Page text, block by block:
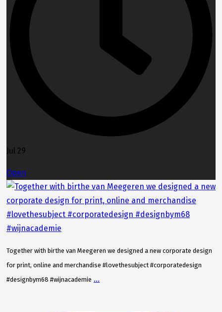
Jul 29
Open
Together with birthe van Meegeren we designed a new corporate design
for print, online and merchandise #lovethesubject #corporatedesign
#designbym68 #wijnacademie ...